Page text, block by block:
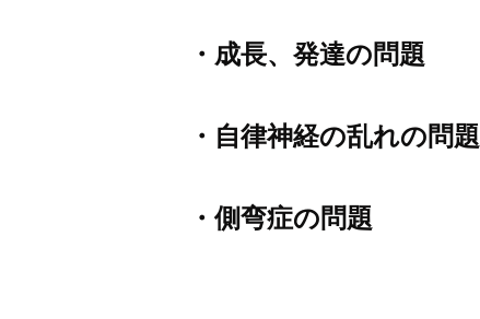
・成長、発達の問題
・自律神経の乱れの問題
・側弯症の問題